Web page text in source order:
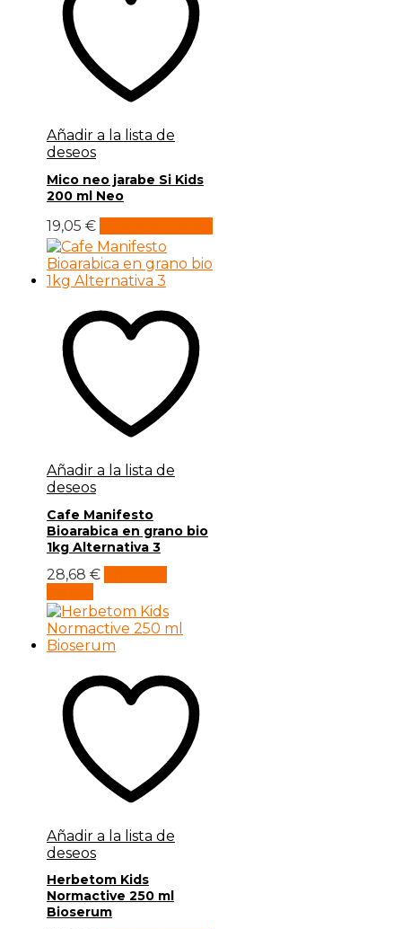
Añadir a la lista de
deseos
Mico neo jarabe Si Kids
200 ml Neo
19,05 €
Añadir a la lista de
deseos
Cafe Manifesto
Bioarabica en grano bio
1kg Alternativa 3
28,68 €
Añadir a la lista de
deseos
Herbetom Kids
Normactive 250 ml
Bioserum